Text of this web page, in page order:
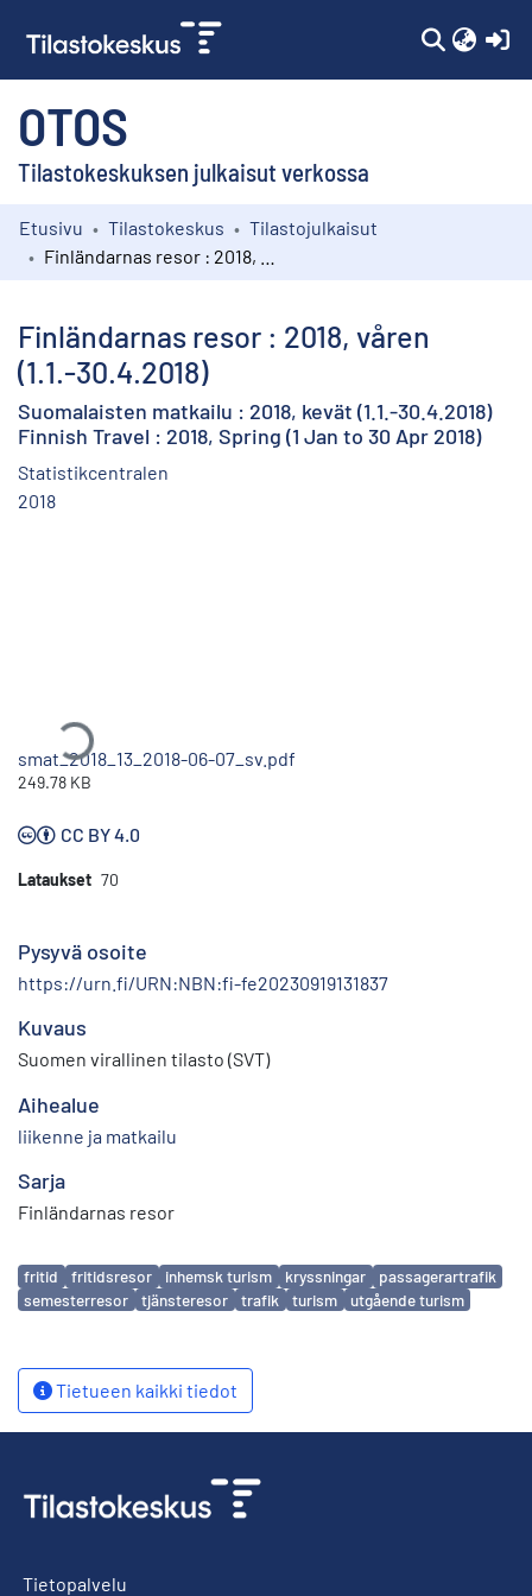
OTOS
Tilastokeskuksen julkaisut verkossa
Kokoelmat
Etusivu Tilastokeskus
Tilastojulkaisut
Finländarnas resor : 2018, våren
(1.1.-30.4.2018)
Suomalaisten matkailu : 2018, kevät (1.1.-30.4.2018)
Finnish Travel : 2018, Spring (1 Jan to 30 Apr 2018)
Statistikcentralen
2018
Ladataan...
smat_2018_13_2018-06-07_sv.pdf
249.78 KB
CC BY 4.0
Lataukset 70
Pysyvä osoite
https://urn.fi/URN:NBN:fi-fe20230919131837
Kuvaus
Suomen virallinen tilasto (SVT)
Aihealue
liikenne ja matkailu
Sarja
Finländarnas resor
Avainsanat
fritid fritidsresor inhemsk turism kryssningar
passagerartrafik
semesterresor
tjänsteresor trafik turism utgående turism
Tietueen kaikki tiedot
Tietopalvelu